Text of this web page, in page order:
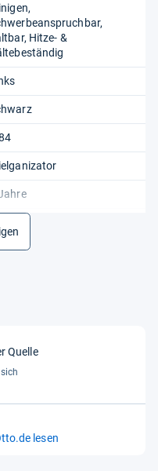
Hitze- &
Fahrermatte,
Quelle
lesen